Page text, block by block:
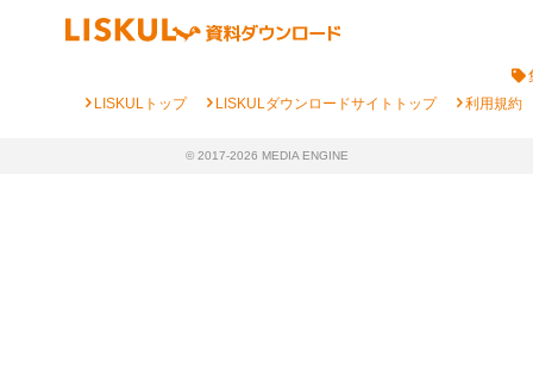
chevron_rightLISKULトップ chevron_rightLISKULダウンロードサイトトップ chevron_right利用規約
© 2017-2026 MEDIA ENGINE